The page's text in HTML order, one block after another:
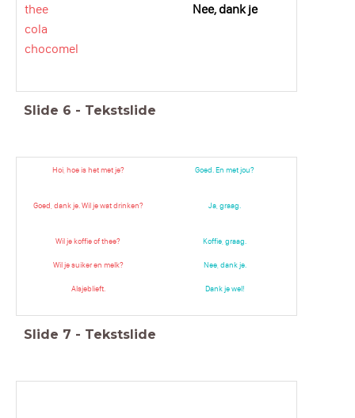
thee
cola
chocomel
Nee, dank je
Slide 6 - Tekstslide
Hoi, hoe is het met je?
Goed, dank je. Wil je wat drinken?
Wil je koffie of thee?
Wil je suiker en melk?
Alsjeblieft.
Goed. En met jou?
Ja, graag.
Koffie, graag.
Nee, dank je.
Dank je wel!
Slide 7 - Tekstslide